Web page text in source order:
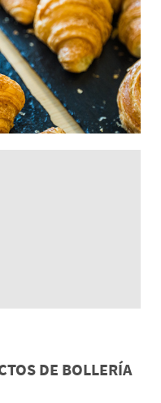
DE BOLLERÍA